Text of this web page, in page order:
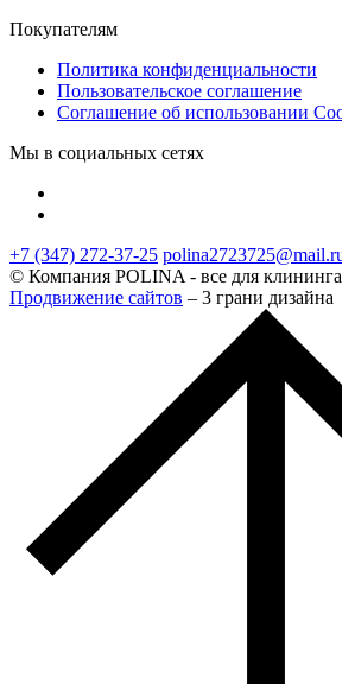
Покупателям
Политика конфиденциальности
Пользовательское соглашение
Соглашение об использовании
Мы в социальных сетях
+7 (347) 272-37-25
© Компания POLINA - все для
Продвижение сайтов – 3 грани дизайна